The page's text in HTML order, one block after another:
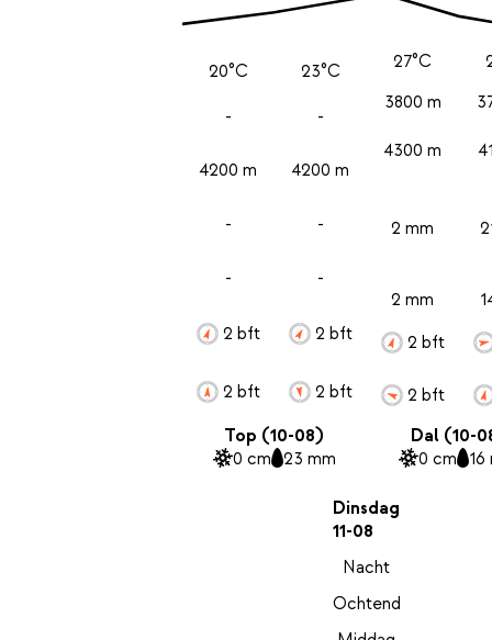
20°C
-
4200 m
-
-
2 bft
2 bft
23°C
-
4200 m
-
-
2 bft
2 bft
27°C
3800 m
4300 m
2 mm
2 mm
2 bft
2 bft
Top (10-08)
0 cm 23 mm
Dal (10-
0 cm 16
Dinsdag
11-08
Nacht
Ochtend